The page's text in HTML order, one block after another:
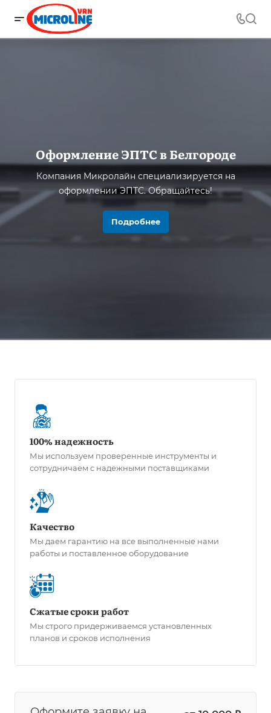
Оформление ЭПТС в Белгороде
Компания Микролайн специализируется на
оформлении ЭПТС. Обращайтесь!
Подробнее
100% надежность
Мы используем проверенные инструменты и
сотрудничаем с надежными поставщиками
Качество
Мы даем гарантию на все выполненные нами
работы и поставленное оборудование
Сжатые сроки работ
Мы строго придерживаемся установленных
планов и сроков исполнения